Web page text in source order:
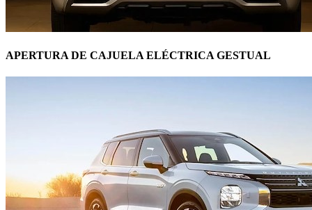
APERTURA DE CAJUELA ELÉCTRICA GESTUAL